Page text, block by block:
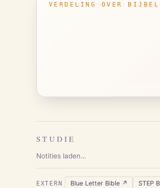
VERDELING OVER
STUDIE
Notities laden…
EXTERN Blue Letter Bible↗ STEP